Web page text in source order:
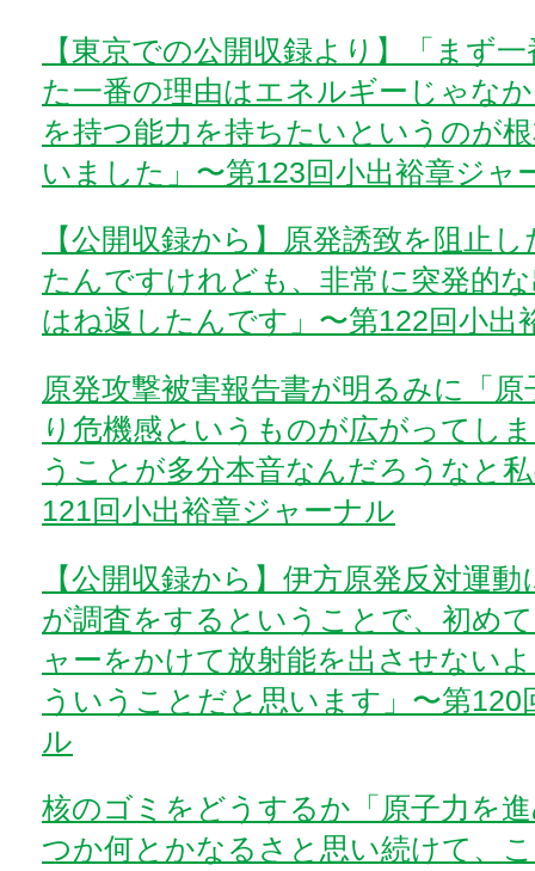
【東京での公開収録より】「まず
た一番の理由はエネルギーじゃな
を持つ能力を持ちたいというのが
いました」〜第123回小出裕章ジャ
【公開収録から】原発誘致を阻止
たんですけれども、非常に突発的
はね返したんです」〜第122回小出
原発攻撃被害報告書が明るみに「
り危機感というものが広がってし
うことが多分本音なんだろうなと
121回小出裕章ジャーナル
【公開収録から】伊方原発反対運
が調査をするということで、初め
ャーをかけて放射能を出させない
ういうことだと思います」〜第120
ル
核のゴミをどうするか「原子力を
つか何とかなるさと思い続けて、